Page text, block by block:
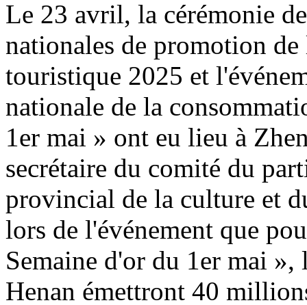
Le 23 avril, la cérémonie
nationales de promotion
touristique 2025 et
nationale de la
1er mai » ont eu lieu à
secrétaire du comité du
provincial de la culture et
lors de l'événement que
Semaine d'or du 1er mai
Henan émettront 40